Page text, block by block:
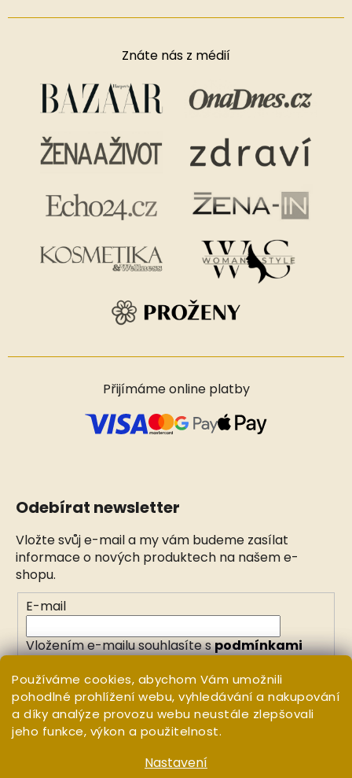
Používáme cookies, abychom Vám umožnili
pohodlné prohlížení webu, vyhledávání a nakupování
a díky analýze provozu webu neustále zlepšovali
jeho funkce, výkon a použitelnost.
Nastavení
Znáte nás z médií
Přijímáme online platby
Odebírat newsletter
Vložte svůj e-mail a my vám budeme zasílat
informace o nových produktech na našem e-
shopu.
E-mail
Vložením e-mailu souhlasíte spodmínkami
PŘIHLÁSIT SE